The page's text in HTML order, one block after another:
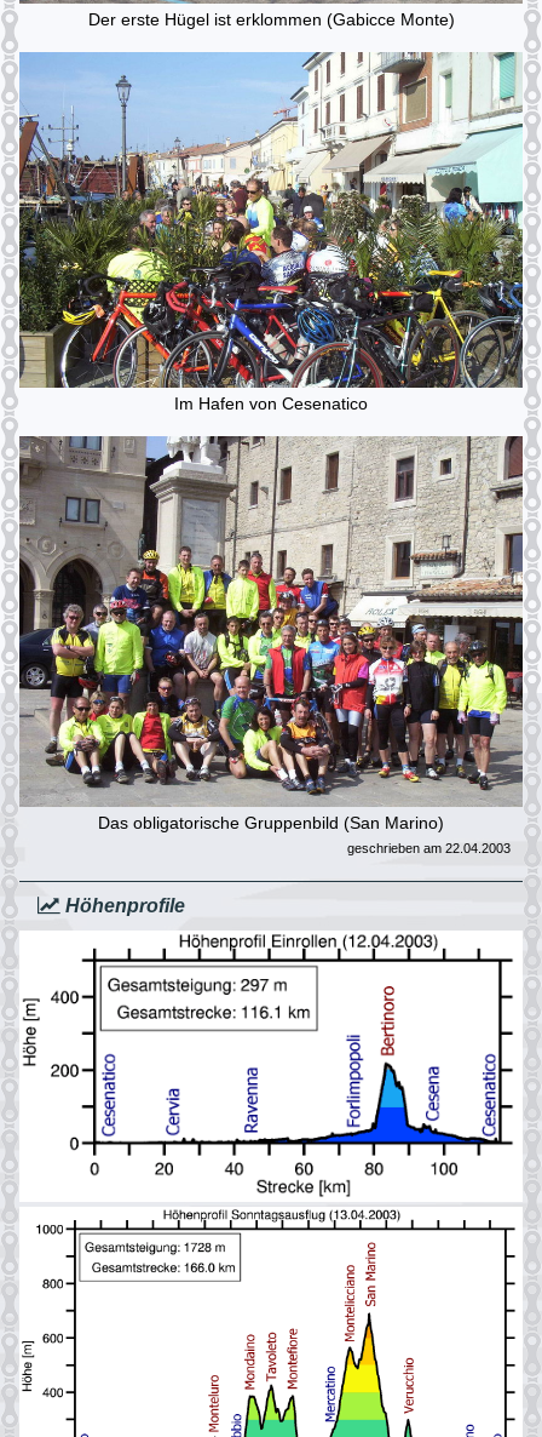
Der erste Hügel ist erklommen (Gabicce Monte)
Im Hafen von Cesenatico
Das obligatorische Gruppenbild (San Marino)
geschrieben am 22.04.2003
Höhenprofile